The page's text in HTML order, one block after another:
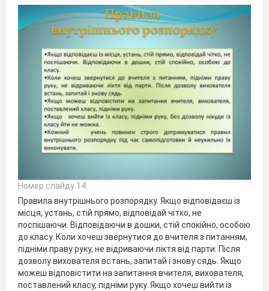
Номер слайду 14
Правила внутрішнього розпорядку. Якщо відповідаєш із
місця, устань, стій прямо, відповідай чітко, не
поспішаючи. Відповідаючи в дошки, стій спокійно, особою
до класу. Коли хочеш звернутися до вчителя з питанням,
підніми праву руку, не відриваючи ліктя від парти. Після
дозволу вихователя встань, запитай і знову сядь. Якщо
можеш відповістити на запитання вчителя, вихователя,
поставлений класу, підніми руку. Якщо хочеш вийти із